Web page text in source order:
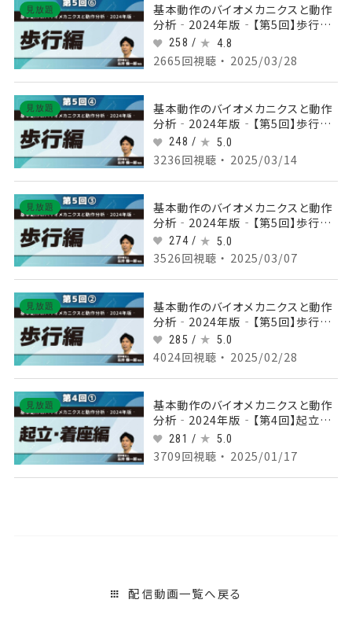
見放題
基本動作のバイオメカニクスと動作
分析‐2024年版‐【第5回】歩行編
Part⑥立脚後期～遊脚期
258 / 4.8
2665回視聴 ・ 2025/03/28
見放題
基本動作のバイオメカニクスと動作
分析‐2024年版‐【第5回】歩行編
Part④立脚中期
248 / 5.0
3236回視聴 ・ 2025/03/14
見放題
基本動作のバイオメカニクスと動作
分析‐2024年版‐【第5回】歩行編
Part③荷重応答期
274 / 5.0
3526回視聴 ・ 2025/03/07
見放題
基本動作のバイオメカニクスと動作
分析‐2024年版‐【第5回】歩行編
Part②初期接地の剛性制御（股関
節）
285 / 5.0
4024回視聴 ・ 2025/02/28
見放題
基本動作のバイオメカニクスと動作
分析‐2024年版‐【第4回】起立・着
座編 Part①起立動作のバイオメカ
ニクス
281 / 5.0
3709回視聴 ・ 2025/01/17
配信動画一覧へ戻る